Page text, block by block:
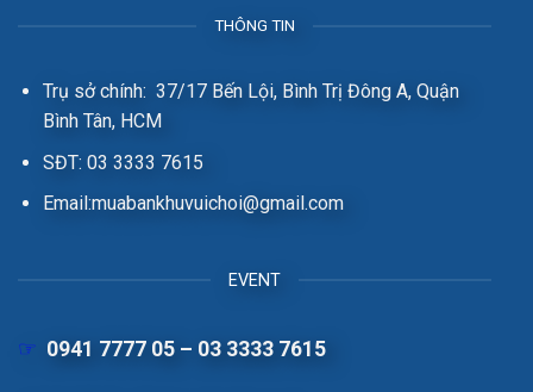
THÔNG TIN
Trụ sở chính: 37/17 Bến Lội, Bình Trị Đông A, Quận
Bình Tân, HCM
SĐT: 03 3333 7615
Email:muabankhuvuichoi@gmail.com
EVENT
☞ 0941 7777 05 – 03 3333 7615